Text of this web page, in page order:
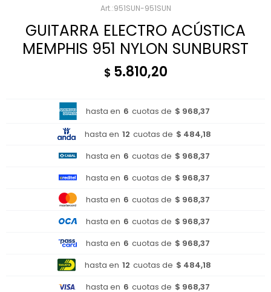
951SUN-951SUN
GUITARRA ELECTRO ACÚSTICA
MEMPHIS 951 NYLON SUNBURST
$ 5.810,20
hasta en 6 cuotas de $ 968,37
hasta en 12 cuotas de $ 484,18
hasta en 6 cuotas de $ 968,37
hasta en 6 cuotas de $ 968,37
hasta en 6 cuotas de $ 968,37
hasta en 6 cuotas de $ 968,37
hasta en 6 cuotas de $ 968,37
hasta en 12 cuotas de $ 484,18
hasta en 6 cuotas de $ 968,37